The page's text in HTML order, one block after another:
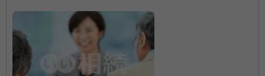
相談ください。
資格等：
所属団体： 沖縄県行政書士会